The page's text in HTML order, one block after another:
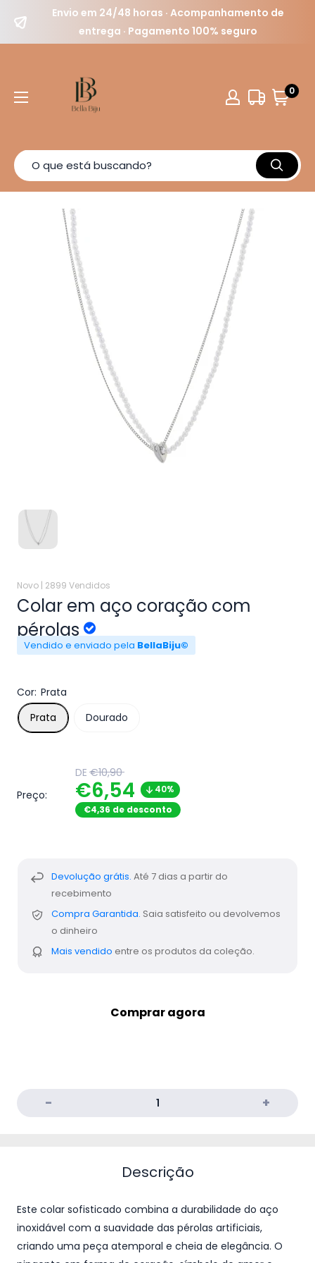
Envio em 24/48 horas · Acompanhamento de
entrega · Pagamento 100% seguro
0
Novo | 2899 Vendidos
Colar em aço coração com
pérolas
Vendido e enviado pela BellaBiju©
Cor: Prata
Prata
Dourado
Preço:
DETranslation
missing:
pt-
PT.product.general.regular_price
€10,90
Translation
missing:
€6,54
40%
€4,36 de desconto
Devolução grátis. Até 7 dias a partir do
recebimento
Compra Garantida. Saia satisfeito ou devolvemos
o dinheiro
Mais vendido entre os produtos da coleção.
Comprar agora
Descrição
Este colar sofisticado combina a durabilidade do aço
inoxidável com a suavidade das pérolas artificiais,
criando uma peça atemporal e cheia de elegância. O